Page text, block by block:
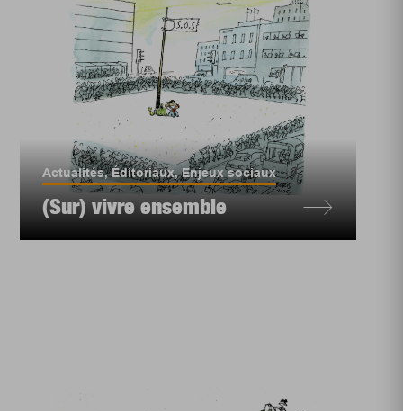
Actualités,Éditoriaux,Enjeux sociaux
(Sur) vivre ensemble